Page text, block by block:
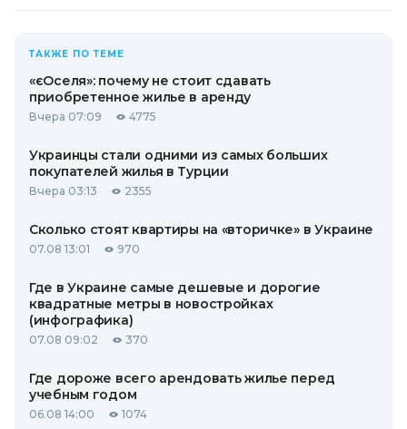
ТАКЖЕ ПО ТЕМЕ
«єОселя»: почему не стоит сдавать
приобретенное жилье в аренду
Вчера 07:09 4775
Украинцы стали одними из самых больших
покупателей жилья в Турции
Вчера 03:13 2355
Сколько стоят квартиры на «вторичке» в Украине
07.08 13:01 970
Где в Украине самые дешевые и дорогие
квадратные метры в новостройках
(инфографика)
07.08 09:02 370
Где дороже всего арендовать жилье перед
учебным годом
06.08 14:00 1074